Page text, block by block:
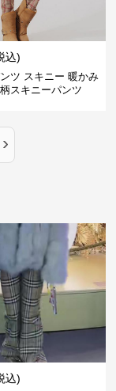
込)
ツ スキニー 暖かみ
スキニーパンツ
›
込)